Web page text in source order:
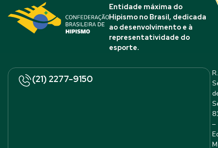
Entidade máxima do
Hipismo no Brasil, dedicada
ao desenvolvimento e à
representatividade do
esporte.
(21) 2277-9150
R.
–